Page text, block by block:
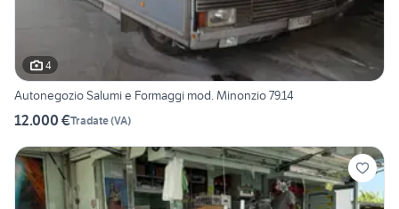
4
Autonegozio Salumi e Formaggi mod. Minonzio 79.14
12.000 €Tradate(VA)